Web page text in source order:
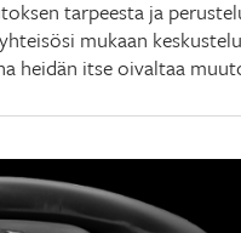
tarpeesta ja
mukaan
heidän itse oivaltaa